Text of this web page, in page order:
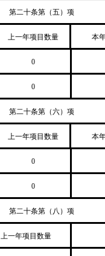
第二十条第（五）项
上一年项目数量 本
0
0
第二十条第（六）项
上一年项目数量 本
0
0
第二十条第（八）项
上一年项目数量